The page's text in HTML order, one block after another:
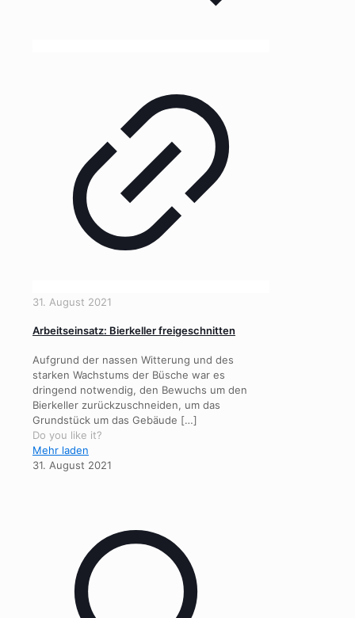
31. August 2021
Arbeitseinsatz: Bierkeller freigeschnitten
Aufgrund der nassen Witterung und des
starken Wachstums der Büsche war es
dringend notwendig, den Bewuchs um den
Bierkeller zurückzuschneiden, um das
Grundstück um das Gebäude […]
Do you like it?
Mehr laden
31. August 2021